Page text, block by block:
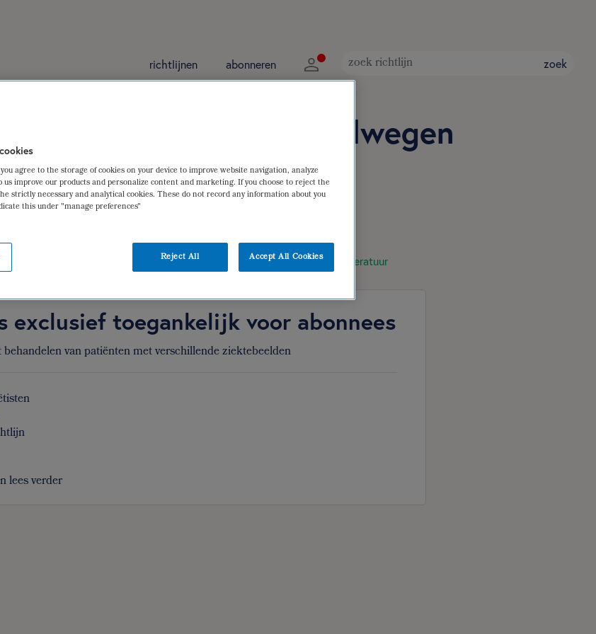
richtlijnen abonneren zoek
lever, galblaas en galwegen
Kraan,Mariëlle Claassen
gegevens dieetbehandelplan verantwoording geraadpleegde literatuur
exclusief toegankelijk voor abonnees
van patiënten met verschillende ziektebeelden
lees verder
agree to the storage of cookies on your device to improve website navigation, analyze
us improve our products and personalize content and marketing. If you choose to reject the
strictly necessary and analytical cookies. These do not record any information about you
this under "manage preferences"
Reject All Accept All Cookies